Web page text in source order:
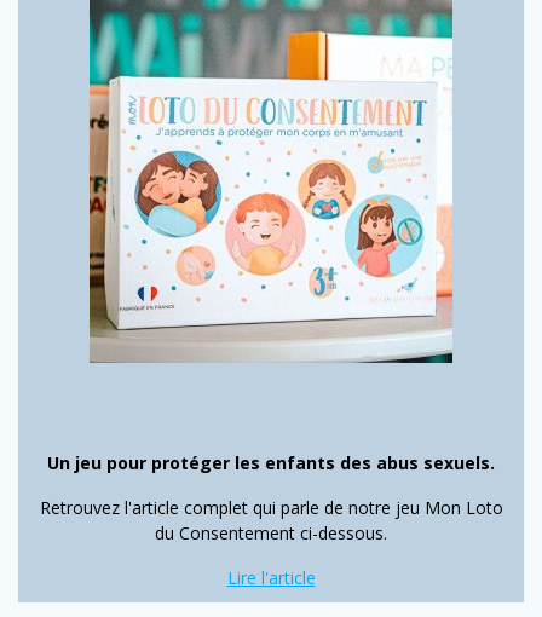
Un jeu pour protéger les enfants des abus sexuels.
Retrouvez l'article complet qui parle de notre jeu Mon Loto
du Consentement ci-dessous.
Lire l'article